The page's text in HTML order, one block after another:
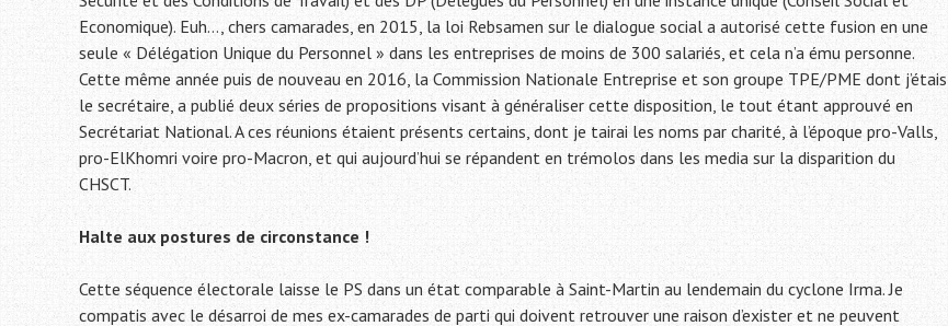
Economique). Euh…, chers camarades, en 2015, la loi Rebsamen sur le dialogue social a autorisé cette fusion en une
seule « Délégation Unique du Personnel » dans les entreprises de moins de 300 salariés, et cela n’a ému personne.
Cette même année puis de nouveau en 2016, la Commission Nationale Entreprise et son groupe TPE/PME dont j’étais
le secrétaire, a publié deux séries de propositions visant à généraliser cette disposition, le tout étant approuvé en
Secrétariat National. A ces réunions étaient présents certains, dont je tairai les noms par charité, à l’époque pro-Valls,
pro-ElKhomri voire pro-Macron, et qui aujourd’hui se répandent en trémolos dans les media sur la disparition du
CHSCT.
Halte aux postures de circonstance !
Cette séquence électorale laisse le PS dans un état comparable à Saint-Martin au lendemain du cyclone Irma. Je
compatis avec le désarroi de mes ex-camarades de parti qui doivent retrouver une raison d’exister et ne peuvent